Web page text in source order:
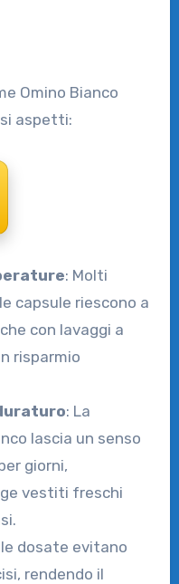
Omino Bianco
aspetti:
: Molti
capsule riescono a
con lavaggi a
risparmio
: La
lascia un senso
giorni,
vestiti freschi
dosate evitano
rendendo il